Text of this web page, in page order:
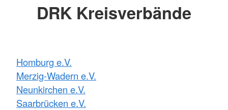
DRK Kreisverbände
Homburg e.V.
Merzig-Wadern e.V.
Neunkirchen e.V.
Saarbrücken e.V.